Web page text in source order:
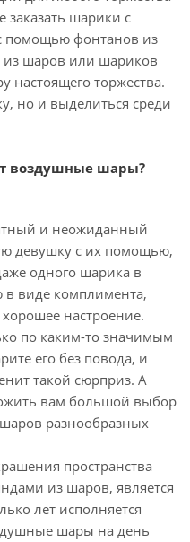
заказать шарики с
помощью фонтанов из
шаров или шариков
настоящего торжества.
но и выделиться среди
воздушные шары?
и неожиданный
девушку с их помощью,
одного шарика в
в виде комплимента,
настроение.
по каким-то значимым
его без повода, и
такой сюрприз. А
вам большой выбор
разнообразных
пространства
из шаров, является
лет исполняется
шары на день